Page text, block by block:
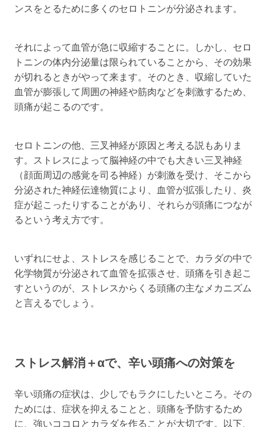
ンスをとるために多くのセロトニンが分泌されます。
それによって血管が急に収縮することに。しかし、セロ
トニンの体内分泌量は限られていることから、その効果
が切れるときがやって来ます。そのとき、収縮していた
血管が膨張して周囲の神経や筋肉などを刺激するため、
頭痛が起こるのです。
セロトニンの他、三叉神経が原因と考える説もありま
す。ストレスによって脳神経の中でも大きい三叉神経
（顔面周辺の感覚を司る神経）が刺激を受け、そこから
分泌された神経伝達物質により、血管が拡張したり、炎
症が起こったりすることがあり、それらが頭痛につなが
るという考え方です。
いずれにせよ、ストレスを感じることで、カラダの中で
化学物質が分泌されて血管を拡張させ、頭痛を引き起こ
すというのが、ストレスからくる頭痛の主なメカニズム
と言えるでしょう。
ストレス解消＋αで、辛い頭痛への対策を
辛い頭痛の症状は、少しでもラクにしたいところ。その
ためには、症状を抑えることと、頭痛を予防するため
に、強いココロとカラダを作ることが大切です。以下、